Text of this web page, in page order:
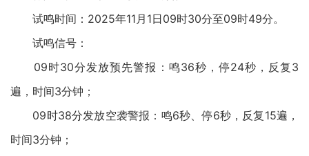
试鸣时间：2025年11月1日09时30分至09时49分。
试鸣信号：
09时30分发放预先警报：鸣36秒，停24秒，反复3
遍，时间3分钟；
09时38分发放空袭警报：鸣6秒、停6秒，反复15遍，
时间3分钟；